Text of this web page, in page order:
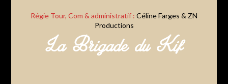
Régie Tour, Com & administratif : Céline Farges & ZN
Productions
La Brigade du Kif